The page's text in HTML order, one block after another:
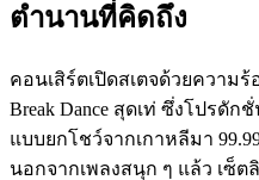
ตำนานที่คิดถึง
คอนเสิร์ตเปิดสเตจด้วยความร้
Break Dance สุดเท่ ซึ่งโปรดัก
แบบยกโชว์จากเกาหลีมา
นอกจากเพลงสนุก ๆ แล้ว เซ็ต